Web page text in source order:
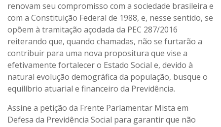
renovam seu compromisso com a sociedade brasileira e
com a Constituição Federal de 1988, e, nesse sentido, se
opõem à tramitação açodada da PEC 287/2016
reiterando que, quando chamadas, não se furtarão a
contribuir para uma nova propositura que vise a
efetivamente fortalecer o Estado Social e, devido à
natural evolução demográfica da população, busque o
equilíbrio atuarial e financeiro da Previdência.
Assine a petição da Frente Parlamentar Mista em
Defesa da Previdência Social para garantir que não